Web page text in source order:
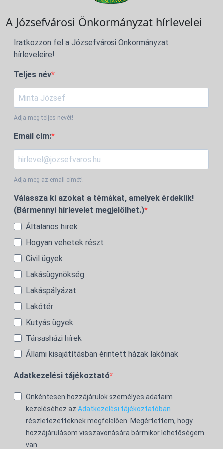
A Józsefvárosi Önkormányzat hírlevelei
Iratkozzon fel a Józsefvárosi Önkormányzat
hírleveleire!
Teljes név
Adja meg teljes nevét!
Email cím:
Adja meg az email címét!
Válassza ki azokat a témákat, amelyek érdeklik!
(Bármennyi hírlevelet megjelölhet.)
Általános hírek
Hogyan vehetek részt
Civil ügyek
Lakásügynökség
Lakáspályázat
Lakótér
Kutyás ügyek
Társasházi hírek
Állami kisajátításban érintett házak lakóinak
Adatkezelési tájékoztató
Önkéntesen hozzájárulok személyes adataim
kezeléséhez az Adatkezelési tájékoztatóban
részletezetteknek megfelelően. Megértettem, hogy
hozzájárulásom visszavonására bármikor lehetőségem
van.